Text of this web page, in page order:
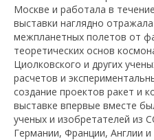
Москве и работала в
выставки наглядно
межпланетных полетов от
теоретических основ
Циолковского и других
расчетов и
создание проектов ракет и
выставке впервые вместе
ученых и изобретателей из
Германии, Франции, Англии и